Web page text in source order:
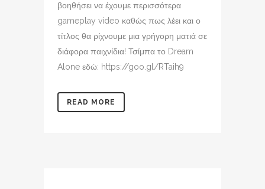
βοηθήσει να έχουμε περισσότερα
gameplay video καθώς πως λέει και ο
τίτλος θα ρίχνουμε μια γρήγορη ματιά σε
διάφορα παιχνίδια! Τσίμπα το Dream
Alone εδώ: https://goo.gl/RTaih9
READ MORE